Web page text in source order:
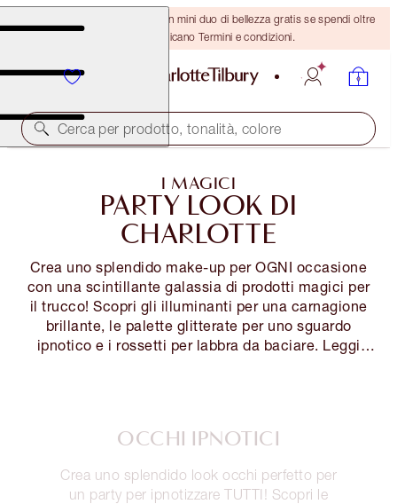
ULTIMA OCCASIONE! Ricevi un mini duo di bellezza gratis se spendi oltre
110 €! Si applicano Termini e condizioni.
Cerca per prodotto, tonalità, colore
I MAGICI
PARTY LOOK DI
CHARLOTTE
Crea uno splendido make-up per OGNI occasione
con una scintillante galassia di prodotti magici per
il trucco! Scopri gli illuminanti per una carnagione
brillante, le palette glitterate per uno sguardo
ipnotico e i rossetti per labbra da baciare. Leggi
OCCHI IPNOTICI
Crea uno splendido look occhi perfetto per
un party per ipnotizzare TUTTI! Scopri le